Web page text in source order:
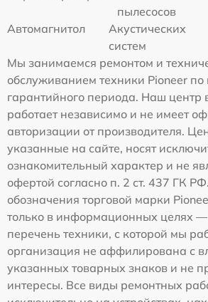
пылесосов
Автомагнитол
Акустических
систем
Мы занимаемся ремонтом и
обслуживанием техники Pioneer по
гарантийного периода. Наш центр
работает независимо и не имеет
авторизации от производителя.
указанные на сайте, носят
ознакомительный характер и не
офертой согласно п. 2 ст. 437 ГК
обозначения торговой марки
только в информационных целях —
перечень техники, с которой мы
организация не аффилирована с
указанных товарных знаков и не
интересы. Все виды ремонтных